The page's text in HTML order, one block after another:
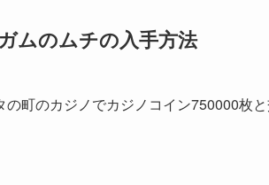
ムのムチの入手方法
の町のカジノでカジノコイン750000枚